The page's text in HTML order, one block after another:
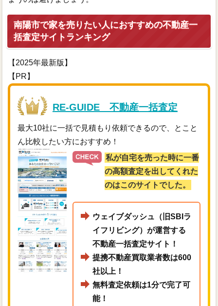
南陽市で家を売りたい人におすすめの不動産一
括査定サイトランキング
【2025年最新版】
【PR】
RE-GUIDE 不動産一括査定
最大10社に一括で見積もり依頼できるので、とこと
ん比較したい方におすすめ！
私が自宅を売った時に一番
の高額査定を出してくれた
のはこのサイトでした。
ウェイブダッシュ（旧SBIラ
イフリビング）が運営する
不動産一括査定サイト！
提携不動産買取業者数は600
社以上！
無料査定依頼は1分で完了可
能！